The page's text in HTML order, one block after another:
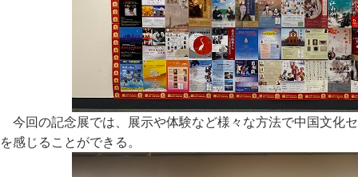
今回の記念展では、展示や体験など様々な方法で中国文化
を感じることができる。